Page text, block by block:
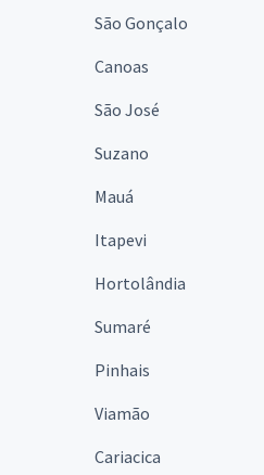
São Gonçalo
Canoas
São José
Suzano
Mauá
Itapevi
Hortolândia
Sumaré
Pinhais
Viamão
Cariacica